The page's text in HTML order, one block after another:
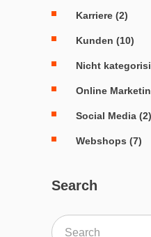
Karriere (2)
Kunden (10)
Nicht
Online
Social Media (2)
Webshops (7)
Search